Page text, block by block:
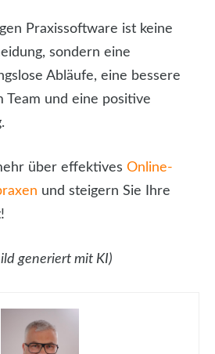
Praxissoftware ist keine
sondern eine
Abläufe, eine bessere
Team und eine positive
über effektives Online-
und steigern Sie Ihre
generiert mit KI)